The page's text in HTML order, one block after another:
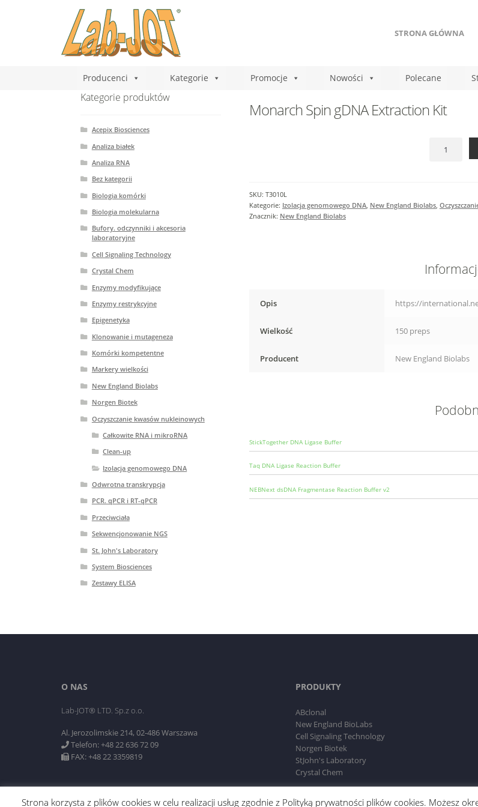
STRONA GŁÓWNA
Producenci Kategorie Promocje Nowości Polecane
Monarch Spin gDNA Extraction Kit
Monarch
Kit
SKU: T3010L
Kategorie: Izolacja genomowego DNA, New England Biolabs,
Znacznik: New England Biolabs
Opis https://
Wielkość 150 preps
Producent New England Biolabs
StickTogether DNA Ligase Buffer
Taq DNA Ligase Reaction Buffer
NEBNext dsDNA Fragmentase Reaction Buffer v2
Kategorie produktów
Acepix Biosciences
Analiza białek
Analiza RNA
Bez kategorii
Biologia komórki
Biologia molekularna
Bufory. odczynniki i akcesoria
laboratoryjne
Cell Signaling Technology
Crystal Chem
Enzymy modyfikujące
Enzymy restrykcyjne
Epigenetyka
Klonowanie i mutageneza
Komórki kompetentne
Markery wielkości
New England Biolabs
Norgen Biotek
Oczyszczanie kwasów nukleinowych
Całkowite RNA i mikroRNA
Clean-up
Izolacja genomowego DNA
Odwrotna transkrypcja
PCR. qPCR i RT-qPCR
Przeciwciała
Sekwencjonowanie NGS
St. John's Laboratory
System Biosciences
Zestawy ELISA
O NAS
Lab-JOT® LTD. Sp.z o.o.
Al. Jerozolimskie 214, 02-486 Warszawa
Telefon: +48 22 636 72 09
FAX: +48 22 3359819
PRODUKTY
ABclonal
New England BioLabs
Cell Signaling Technology
Norgen Biotek
StJohn's Laboratory
Crystal Chem
Strona korzysta z plików cookies w celu realizacji usług zgodnie z Polityką prywatności plików cookies. Możesz